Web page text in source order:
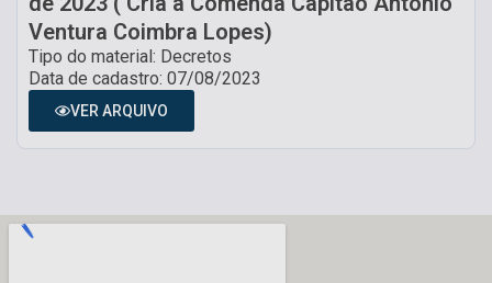
Ventura Coimbra Lopes)
Tipo do material: Decretos
Data de cadastro: 07/08/2023
VER ARQUIVO